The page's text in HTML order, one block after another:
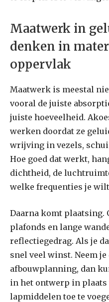
Maatwerk in
denken in
oppervlak
Maatwerk is meestal
vooral de juiste
juiste hoeveelheid.
werken doordat ze
wrijving in vezels,
Hoe goed dat werkt,
dichtheid, de
welke frequenties je
Daarna komt plaatsing.
plafonds en lange
reflectiegedrag. Als je
snel veel winst. Neem
afbouwplanning, dan
in het ontwerp in plaats
lapmiddelen toe te